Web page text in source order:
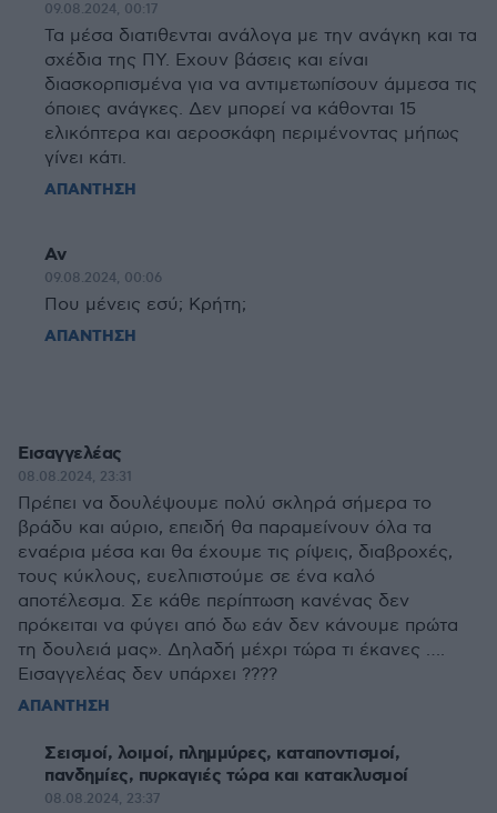
09.08.2024, 00:17
Τα μέσα διατιθενται ανάλογα με την ανάγκη και τα
σχέδια της ΠΥ. Εχουν βάσεις και είναι
διασκορπισμένα για να αντιμετωπίσουν άμμεσα τις
όποιες ανάγκες. Δεν μπορεί να κάθονται 15
ελικόπτερα και αεροσκάφη περιμένοντας μήπως
γίνει κάτι.
ΑΠΑΝΤΗΣΗ
Αν
09.08.2024, 00:06
Που μένεις εσύ; Κρήτη;
ΑΠΑΝΤΗΣΗ
Εισαγγελέας
08.08.2024, 23:31
Πρέπει να δουλέψουμε πολύ σκληρά σήμερα το
βράδυ και αύριο, επειδή θα παραμείνουν όλα τα
εναέρια μέσα και θα έχουμε τις ρίψεις, διαβροχές,
τους κύκλους, ευελπιστούμε σε ένα καλό
αποτέλεσμα. Σε κάθε περίπτωση κανένας δεν
πρόκειται να φύγει από δω εάν δεν κάνουμε πρώτα
τη δουλειά μας». Δηλαδή μέχρι τώρα τι έκανες ….
Εισαγγελέας δεν υπάρχει ????
ΑΠΑΝΤΗΣΗ
Σεισμοί, λοιμοί, πλημμύρες, καταποντισμοί,
πανδημίες, πυρκαγιές τώρα και κατακλυσμοί
08.08.2024, 23:37